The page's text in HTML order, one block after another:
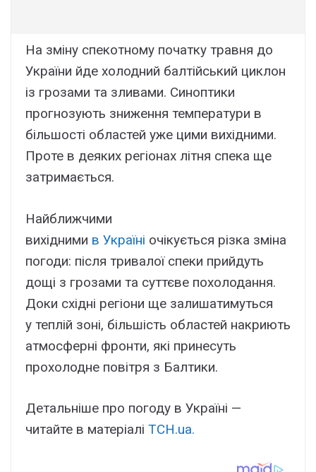
На зміну спекотному початку травня до
України йде холодний балтійський циклон
із грозами та зливами. Синоптики
прогнозують зниження температури в
більшості областей уже цими вихідними.
Проте в деяких регіонах літня спека ще
затримається.
Найближчими
вихідними в Україні очікується різка зміна
погоди: після тривалої спеки прийдуть
дощі з грозами та суттєве похолодання.
Доки східні регіони ще залишатимуться
у теплій зоні, більшість областей накриють
атмосферні фронти, які принесуть
прохолодне повітря з Балтики.
Детальніше про погоду в Україні —
читайте в матеріалі ТСН.ua.